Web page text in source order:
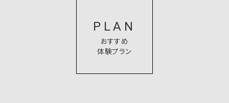
PLAN
おすすめ
体験プラン